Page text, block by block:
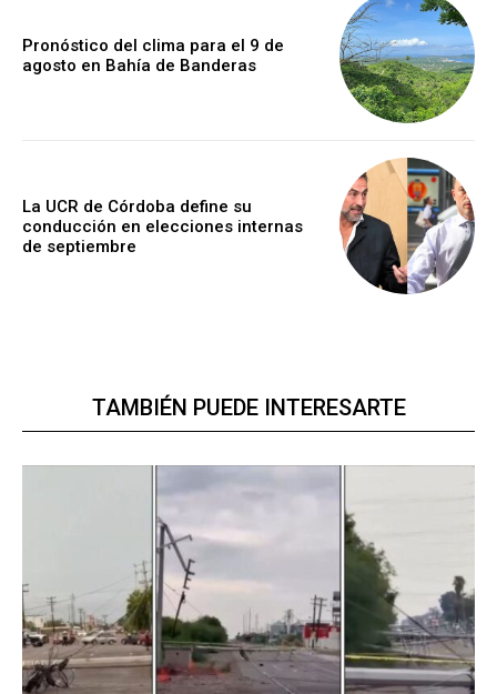
Pronóstico del clima para el 9 de
agosto en Bahía de Banderas
La UCR de Córdoba define su
conducción en elecciones internas
de septiembre
TAMBIÉN PUEDE INTERESARTE